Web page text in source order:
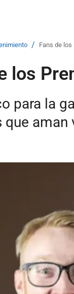
/ Fans de
los
para la
aman